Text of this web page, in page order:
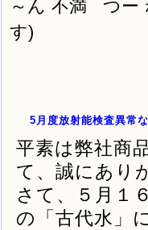
す)
5月度放射能検査異常
平素は弊社商
て、誠にあり
さて、５月１
の「古代水」